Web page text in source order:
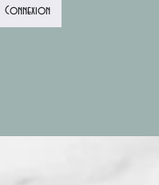
Connexion